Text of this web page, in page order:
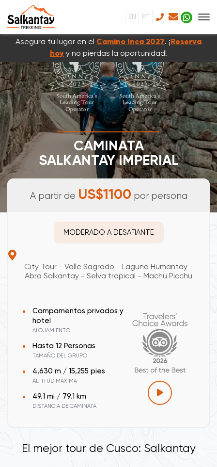
Asegura tu lugar en el Camino Inca 2027. ¡ Reserva
hoy y no pierdas la oportunidad!
EN PT
CAMINATA
SALKANTAY IMPERIAL
El mejor tour de Cusco: Salkantay
A partir de US$1100 por persona
MODERADO A DESAFIANTE
City Tour - Valle Sagrado - Laguna Humantay -
Abra Salkantay - Selva tropical - Machu Picchu
Campamentos privados y
hotel
ALOJAMIENTO
Hasta 12 Personas
TAMAÑO DEL GRUPO
4,630 m / 15,255 pies
ALTITUD MÁXIMA
49.1 mi / 79.1 km
DISTANCIA DE CAMINATA